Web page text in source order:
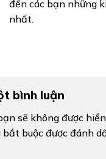
đến các bạn những
nhất.
bình luận
sẽ không được
bắt buộc được đánh